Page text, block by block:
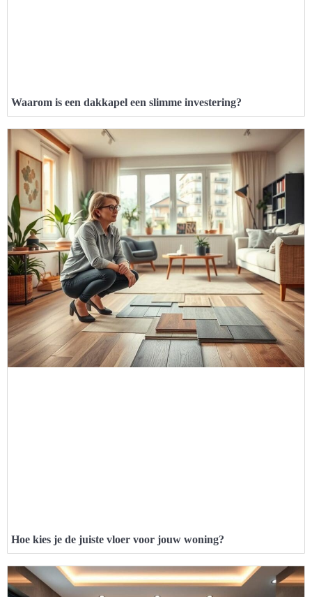
Waarom is een dakkapel een slimme investering?
Hoe kies je de juiste vloer voor jouw woning?